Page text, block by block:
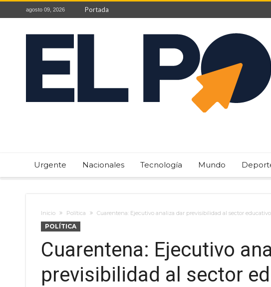
agosto 09, 2026 Portada
Urgente Nacionales Tecnología Mundo
Inicio Política Cuarentena: Ejecutivo analiza dar previsibilidad al sector
POLÍTICA
Cuarentena: Ejecutivo
previsibilidad al sector